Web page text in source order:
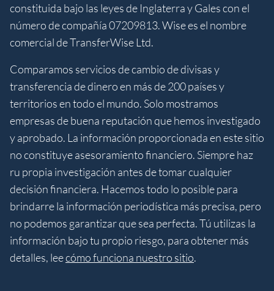
constituida bajo las leyes de Inglaterra y Gales con el
número de compañía 07209813. Wise es el nombre
comercial de TransferWise Ltd.
Comparamos servicios de cambio de divisas y
transferencia de dinero en más de 200 países y
territorios en todo el mundo. Solo mostramos
empresas de buena reputación que hemos investigado
y aprobado. La información proporcionada en este sitio
no constituye asesoramiento financiero. Siempre haz
ru propia investigación antes de tomar cualquier
decisión financiera. Hacemos todo lo posible para
brindarre la información periodística más precisa, pero
no podemos garantizar que sea perfecta. Tú utilizas la
información bajo tu propio riesgo, para obtener más
detalles, leecómo funciona nuestro sitio.